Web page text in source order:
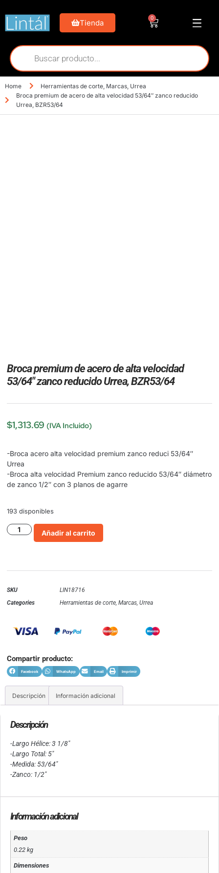
Tienda
0
Home Herramientas de corte, Marcas, Urrea
Broca premium de acero de alta velocidad 53/64″ zanco reducido
Urrea, BZR53/64
Broca premium de acero de alta velocidad
53/64″ zanco reducido Urrea, BZR53/64
$1,313.69 (IVA Incluido)
-Broca acero alta velocidad premium zanco reduci 53/64″
Urrea
-Broca alta velocidad Premium zanco reducido 53/64″ diámetro
de zanco 1/2″ con 3 planos de agarre
193 disponibles
Añadir al carrito
SKU
LIN18716
Categories
Herramientas de corte Marcas Urrea
Compartir producto:
Facebook WhatsApp Email Imprimir
Descripción Información adicional
Descripción
-Largo Hélice: 3 1/8″
-Largo Total: 5″
-Medida: 53/64″
-Zanco: 1/2″
Información adicional
Peso
0.22 kg
Dimensiones